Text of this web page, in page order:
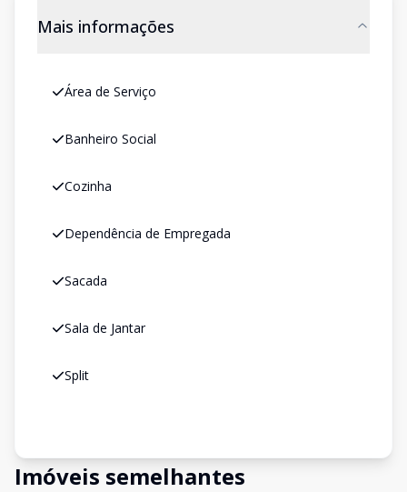
Mais informações
Área de Serviço
Banheiro Social
Cozinha
Dependência de Empregada
Sacada
Sala de Jantar
Split
Imóveis semelhantes